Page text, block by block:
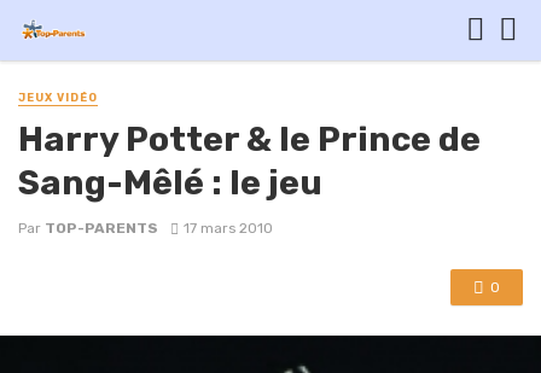
JEUX VIDÉO
Harry Potter & le Prince de
Sang-Mêlé : le jeu
Par TOP-PARENTS 17 mars 2010
0